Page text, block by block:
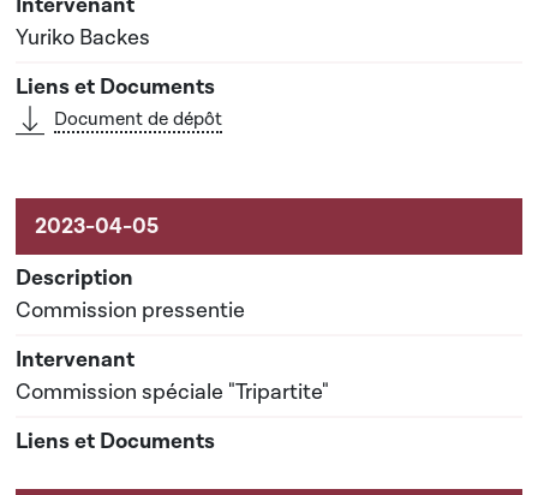
Yuriko Backes
Document de dépôt
Commission pressentie
Commission spéciale "Tripartite"